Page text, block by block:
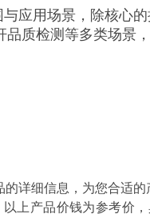
应用场景，除核心
质检测等多类场景
详细信息，为您合适的
上产品价钱为参考价